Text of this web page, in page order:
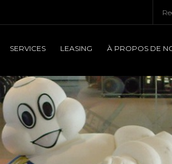
SERVICES LEASING À PROPOS DE